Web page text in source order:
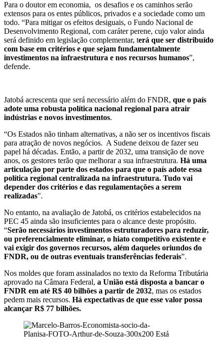
Para o doutor em economia, os desafios e os caminhos serão
extensos para os entes públicos, privados e a sociedade como um
todo. “Para mitigar os efeitos desiguais, o Fundo Nacional de
Desenvolvimento Regional, com caráter perene, cujo valor ainda
será definido em legislação complementar, terá que ser distribuído
com base em critérios e que sejam fundamentalmente
investimentos na infraestrutura e nos recursos humanos”,
defende.
Jatobá acrescenta que será necessário além do FNDR, que o país
adote uma robusta política nacional regional para atrair
indústrias e novos investimentos.
“Os Estados não tinham alternativas, a não ser os incentivos fiscais
para atração de novos negócios. A Sudene deixou de fazer seu
papel há décadas. Então, a partir de 2032, uma transição de nove
anos, os gestores terão que melhorar a sua infraestrutura. Há uma
articulação por parte dos estados para que o país adote essa
política regional centralizada na infraestrutura. Tudo vai
depender dos critérios e das regulamentações a serem
realizadas”.
No entanto, na avaliação de Jatobá, os critérios estabelecidos na
PEC 45 ainda são insuficientes para o alcance deste propósito.
“Serão necessários investimentos estruturadores para reduzir,
ou preferencialmente eliminar, o hiato competitivo existente e
vai exigir dos governos recursos, além daqueles oriundos do
FNDR, ou de outras eventuais transferências federais”.
Nos moldes que foram assinalados no texto da Reforma Tributária
aprovado na Câmara Federal, a União está disposta a bancar o
FNDR em até R$ 40 bilhões a partir de 2032, mas os estados
pedem mais recursos. Há expectativas de que esse valor possa
alcançar R$ 77 bilhões.